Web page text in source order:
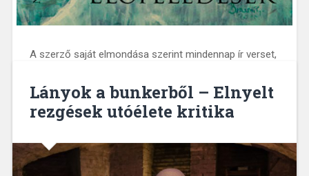
A szerző saját elmondása szerint mindennap ír verset,
nyitottsággal fordulnak az olvasóhoz. Aki elidőz
Halmai versvilágában, az a legbelsőbb mindenségben
időz el.
2022. October 14.
Lányok a bunkerből – Elnyelt
rezgések utóélete kritika